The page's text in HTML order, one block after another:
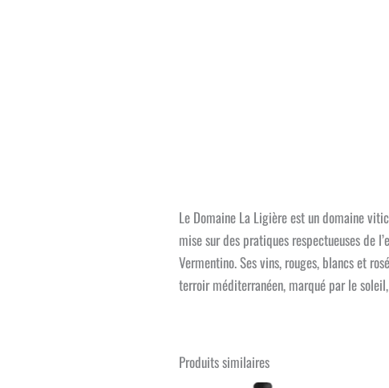
Le Domaine La Ligière est un domaine
mise sur des pratiques respectueuses de
Vermentino. Ses vins, rouges, blancs et
terroir méditerranéen, marqué par le
Produits similaires